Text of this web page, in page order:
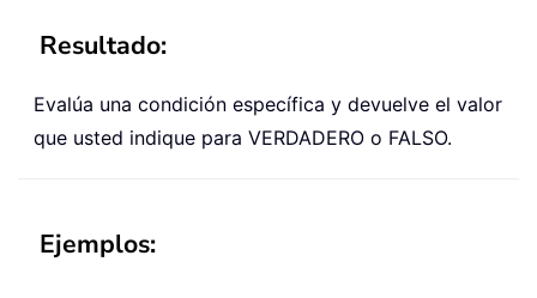
Resultado:
Evalúa una condición específica y devuelve el valor
que usted indique para VERDADERO o FALSO.
Ejemplos: